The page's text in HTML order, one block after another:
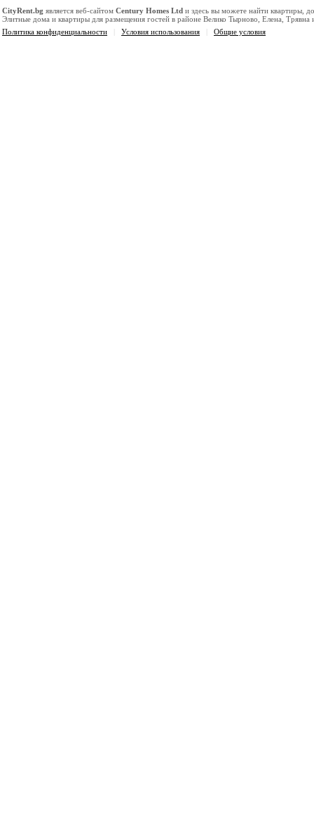
CityRent.bg является веб-сайтомCentury Homes Ltd и здесь вы можете найти квартиры,
Элитные дома и квартиры для размещения гостей в районе Велико Тырново, Елена,
Политика конфиденциальности
Условия использования Общие условия